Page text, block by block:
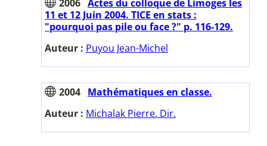
2006 Actes du colloque de Limoges les
11 et 12 Juin 2004. TICE en stats :
"pourquoi pas pile ou face ?" p. 116-129.
Auteur : Puyou Jean-Michel
2004 Mathématiques en classe.
Auteur : Michalak Pierre. Dir.